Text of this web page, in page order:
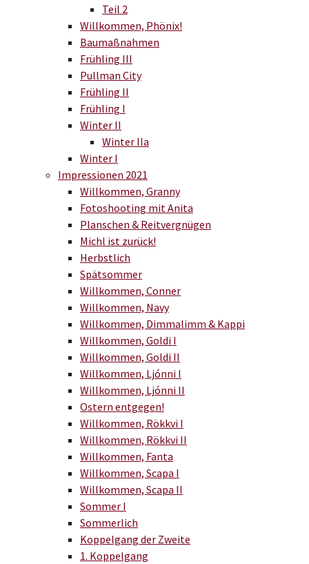
Teil 2
Willkommen, Phönix!
Baumaßnahmen
Frühling III
Pullman City
Frühling II
Frühling I
Winter II
Winter IIa
Winter I
Impressionen 2021
Willkommen, Granny
Fotoshooting mit Anita
Planschen & Reitvergnügen
Michl ist zurück!
Herbstlich
Spätsommer
Willkommen, Conner
Willkommen, Navy
Willkommen, Dimmalimm & Kappi
Willkommen, Goldi I
Willkommen, Goldi II
Willkommen, Ljónni I
Willkommen, Ljónni II
Ostern entgegen!
Willkommen, Rökkvi I
Willkommen, Rökkvi II
Willkommen, Fanta
Willkommen, Scapa I
Willkommen, Scapa II
Sommer I
Sommerlich
Koppelgang der Zweite
1. Koppelgang